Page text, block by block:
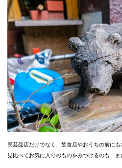
民芸品店だけでなく、飲食店やおうちの前に
見比べてお気に入りのものをみつけるのも、ま